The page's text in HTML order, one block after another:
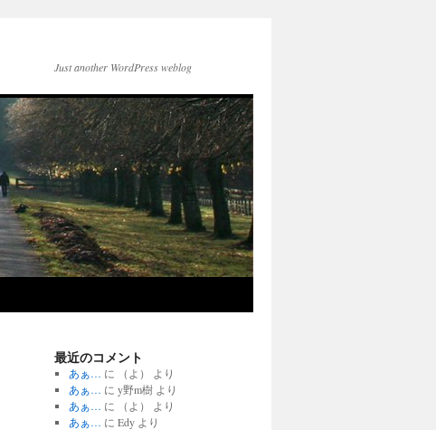
Just another WordPress weblog
最近のコメント
あぁ… に （よ）
より
あぁ… に y野m樹より
あぁ… に （よ）
より
あぁ… に Edyより